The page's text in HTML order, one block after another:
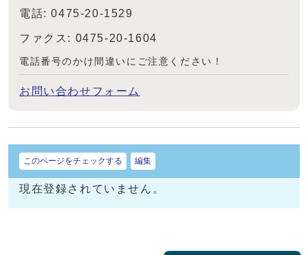
電話: 0475-20-1529
ファクス: 0475-20-1604
電話番号のかけ間違いにご注意ください！
お問い合わせフォーム
このページをチェックする 編集
現在登録されていません。